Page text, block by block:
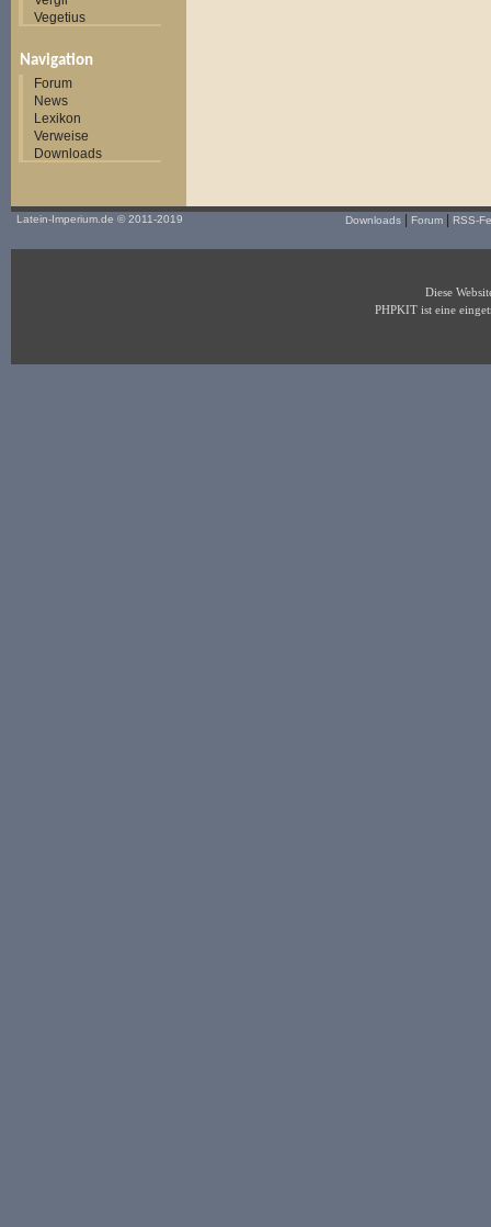
Vegetius
Navigation
Forum
News
Lexikon
Verweise
Downloads
Latein-Imperium.de © 2011-2019 Downloads Forum RSS-
Diese
PHPKIT ist eine